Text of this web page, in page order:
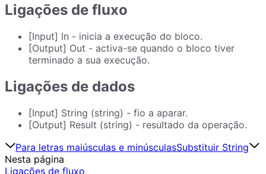
Ligações de fluxo
[Input] In - inicia a execução do bloco.
[Output] Out - activa-se quando o bloco tiver
terminado a sua execução.
Ligações de dados
[Input] String (string) - fio a aparar.
[Output] Result (string) - resultado da operação.
Para letras maiúsculas e minúsculasSubstituir String
Nesta página
Ligações de fluxo